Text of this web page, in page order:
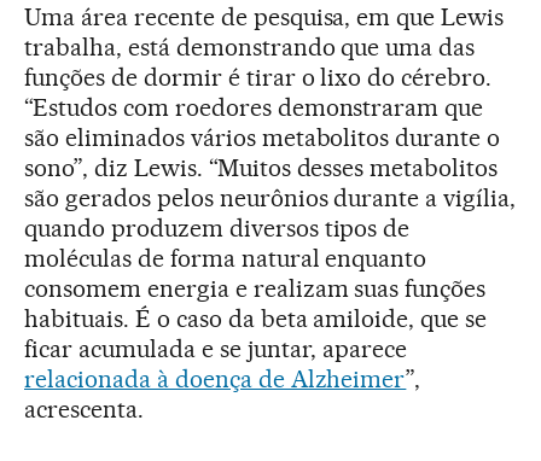
Uma área recente de pesquisa, em que Lewis
trabalha, está demonstrando que uma das
funções de dormir é tirar o lixo do cérebro.
“Estudos com roedores demonstraram que
são eliminados vários metabolitos durante o
sono”, diz Lewis. “Muitos desses metabolitos
são gerados pelos neurônios durante a vigília,
quando produzem diversos tipos de
moléculas de forma natural enquanto
consomem energia e realizam suas funções
habituais. É o caso da beta amiloide, que se
ficar acumulada e se juntar, aparece
relacionada à doença de Alzheimer”,
acrescenta.